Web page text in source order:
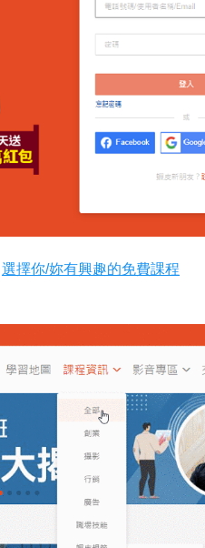
選擇你/妳有興趣的免費課程